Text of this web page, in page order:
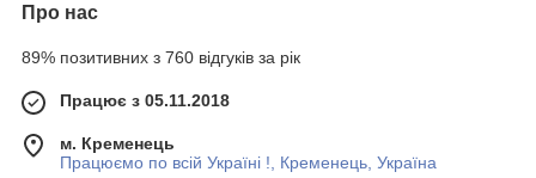
Про нас
89% позитивних з 760 відгуків за рік
Працює з 05.11.2018
м. Кременець
Працюємо по всій Україні !, Кременець, Україна